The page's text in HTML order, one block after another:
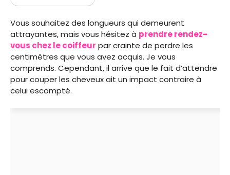
Vous souhaitez des longueurs qui demeurent
attrayantes, mais vous hésitez à prendre rendez-
vous chez le coiffeur par crainte de perdre les
centimètres que vous avez acquis. Je vous
comprends. Cependant, il arrive que le fait d’attendre
pour couper les cheveux ait un impact contraire à
celui escompté.